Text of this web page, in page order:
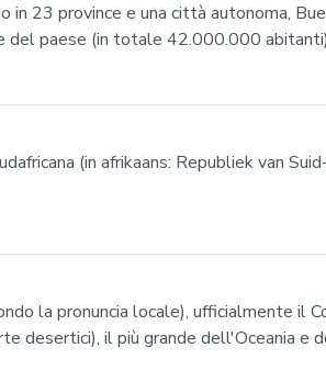
in 23 province e una città autonoma,
del paese (in totale 42.000.000
(in afrikaans: Republiek van
la pronuncia locale), ufficialmente
desertici), il più grande dell'Oceania e